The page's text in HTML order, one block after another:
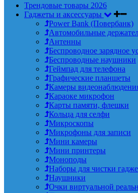
Трендовые товары 2026
Гаджеты и аксессуары
Power Bank (Повербанк)
Автомобильные
Антенны
Беспроводное зарядное
Беспроводные наушники
Геймпад для телефона
Графические планшеты
Камеры
Караоке микрофон
Карты памяти, флешки
Кольца для селфи
Микроскопы
Микрофоны для записи
Мини камеры
Мини принтеры
Моноподы
Наборы для чистки
Наушники
Очки виртуальной